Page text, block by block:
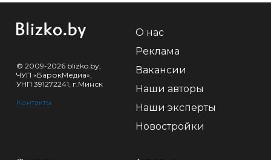
© 2009-2026 blizko.by,
ЧУП «БарокМедиа»,
УНП 391272241, г.Минск
Контакты
О нас
Реклама
Вакансии
Наши авторы
Наши эксперты
Новостройки